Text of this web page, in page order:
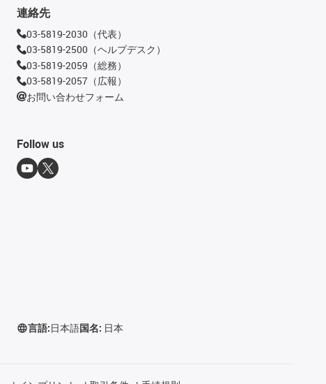
連絡先
03-5819-2030（代表）
03-5819-2500（ヘルプデスク）
03-5819-2059（総務）
03-5819-2057（広報）
お問い合わせフォーム
Follow us
言語:日本語国名: 日本